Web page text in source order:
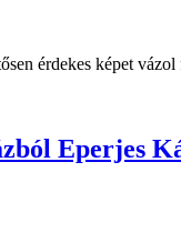
érdekes képet vázol
Eperjes